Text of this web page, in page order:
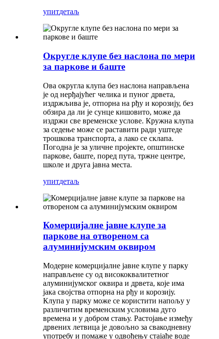
упитдетаљ
Округле клупе без наслона по мери
за паркове и баште
Ова округла клупа без наслона направљена
је од нерђајућег челика и пуног дрвета,
издржљива је, отпорна на рђу и корозију, без
обзира да ли је сунце кишовито, може да
издржи све временске услове. Кружна клупа
за седење може се раставити ради уштеде
трошкова транспорта, а лако се склапа.
Погодна је за уличне пројекте, општинске
паркове, баште, поред пута, тржне центре,
школе и друга јавна места.
упитдетаљ
Комерцијалне јавне клупе за
паркове на отвореном са
алуминијумским оквиром
Модерне комерцијалне јавне клупе у парку
направљене су од висококвалитетног
алуминијумског оквира и дрвета, које има
јака својства отпорна на рђу и корозију.
Клупа у парку може се користити напољу у
различитим временским условима дуго
времена и у добром стању. Растојање између
дрвених летвица је довољно за свакодневну
употребу и помаже у одвођењу стајаће воде